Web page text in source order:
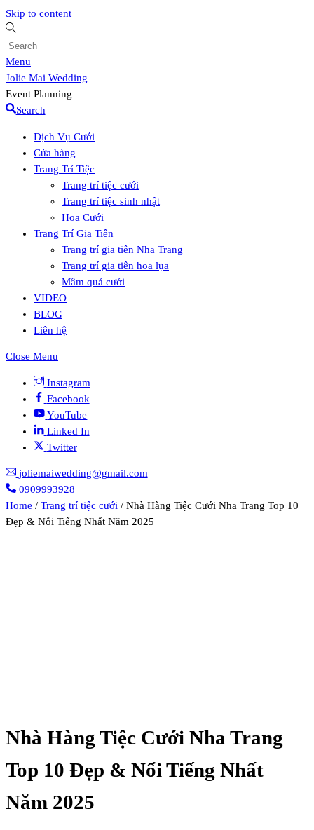
Skip to content
Menu
Jolie Mai Wedding
Event Planning
Search
Dịch Vụ Cưới
Cửa hàng
Trang Trí Tiệc
Trang trí tiệc cưới
Trang trí tiệc sinh nhật
Hoa Cưới
Trang Trí Gia Tiên
Trang trí gia tiên Nha Trang
Trang trí gia tiên hoa lụa
Mâm quả cưới
VIDEO
BLOG
Liên hệ
Close Menu
Instagram
Facebook
YouTube
Linked In
Twitter
joliemaiwedding@gmail.com
0909993928
Home / Trang trí tiệc cưới / Nhà Hàng Tiệc Cưới Nha Trang Top 10
Đẹp & Nổi Tiếng Nhất Năm 2025
Nhà Hàng Tiệc Cưới Nha Trang
Top 10 Đẹp & Nổi Tiếng Nhất
Năm 2025